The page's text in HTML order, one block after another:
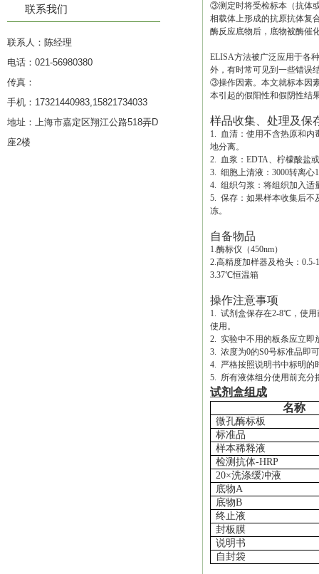
联系我们
联系人：陈经理
电话：021-56980380
传真：
手机：17321440983,15821734033
地址：上海市嘉定区翔江公路518弄D
座2楼
③测定时将受检标本（抗体
相载体上形成的抗原抗体复
酶反应底物后，底物被酶催
ELISA方法被广泛应用于各
外，有时常可见到一些错误
③操作因素。本文就标本因
本引起的假阳性和假阴性结
样品收集、处理及保
1. 血清：使用不含热原和内
地分离。
2. 血浆：EDTA、柠檬酸盐
3. 细胞上清液：3000转离心
4. 组织匀浆：将组织加入适
5. 保存：如果样本收集后不
冻。
自备物品
1.酶标仪（450nm）
2.高精度加样器及枪头：0.5-
3.37℃恒温箱
操作注意事项
1. 试剂盒保存在2-8℃，使用
使用。
2. 实验中不用的板条应立即
3. 浓度为0的S0号标准品即
4. 严格按照说明书中标明的
5. 所有液体组分使用前充分
试剂盒组成
名称
微孔酶标板
标准品
样本稀释液
检测抗体-HRP
20×洗涤缓冲液
底物A
底物B
终止液
封板膜
说明书
自封袋